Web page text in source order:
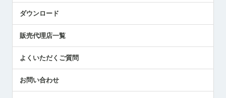
国/地域/言語
社員ブログ
中小企業のBCP地震対策
センサのテクニカルガイド
社長ブログ
ダウンロード
販売代理店一覧
よくいただくご質問
お問い合わせ